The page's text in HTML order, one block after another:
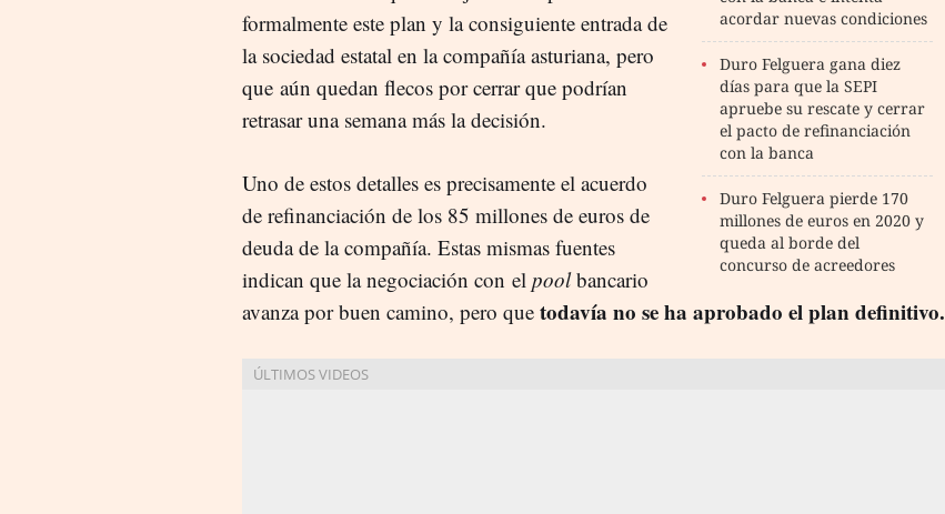
acordar nuevas condiciones
Duro Felguera gana diez
días para que la SEPI
apruebe su rescate y cerrar
el pacto de refinanciación
con la banca
Duro Felguera pierde 170
millones de euros en 2020 y
queda al borde del
concurso de acreedores
formalmente este plan y la consiguiente entrada de
la sociedad estatal en la compañía asturiana, pero
que aún quedan flecos por cerrar que podrían
retrasar una semana más la decisión.
Uno de estos detalles es precisamente el acuerdo
de refinanciación de los 85 millones de euros de
deuda de la compañía. Estas mismas fuentes
indican que la negociación con el poolbancario
avanza por buen camino, pero que todavía no se ha aprobado el plan definitivo.